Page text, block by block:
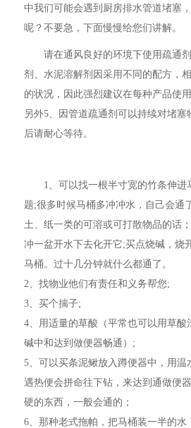
中我们可能会遇到厨房排水管道堵塞
呢？不要急，下面慢慢给您们讲解。
请在通风良好的环境下使用疏通
剂、水泥溶解剂因采用不同的配方，
的状况，因此强烈建议在每种产品使
另外5、因管道疏通剂可以持续对堵塞
后请耐心等待。
1、可以找一根半寸宽的竹条伸进
题;很多时候马桶多冲冲水，自己会通
土、纸一类的可溶或可打散物品的话
冲一盆开水下去化开它;买点烧碱，烧
马桶。过十几分钟就什么都通了。
2、找物业他们有责任和义务帮您;
3、买个揣子;
4、用适量的草酸（平常也可以用草酸
碱中和达到做便器畅通）;
5、可以买条泥鳅放入蹲便器中，用温
遇热便会拼命往下钻，来达到通做便
硬的东西，一般会通的；
6、那种老式拖帕，把马桶装一半的水